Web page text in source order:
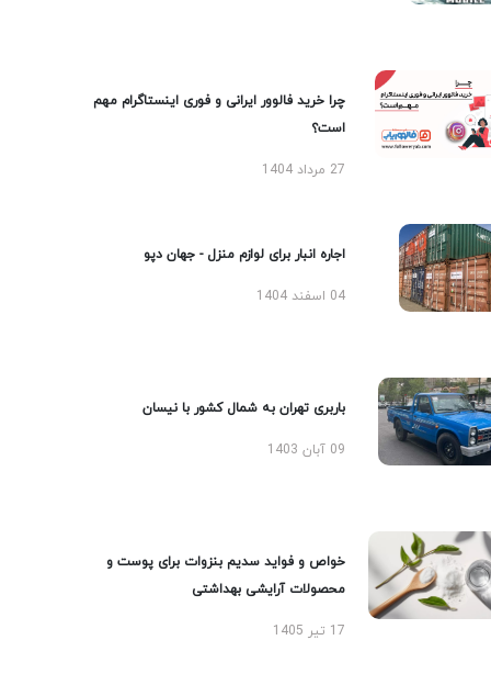
چرا خرید فالوور ایرانی و فوری اینستاگرام مهم
است؟
27 مرداد 1404
اجاره انبار برای لوازم منزل - جهان دپو
04 اسفند 1404
باربری تهران به شمال کشور با نیسان
09 آبان 1403
خواص و فواید سدیم بنزوات برای پوست و
محصولات آرایشی بهداشتی
17 تیر 1405